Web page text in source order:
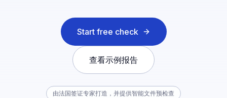
Start free check
查看示例报告
由法国签证专家打造，并提供智能文件预检查